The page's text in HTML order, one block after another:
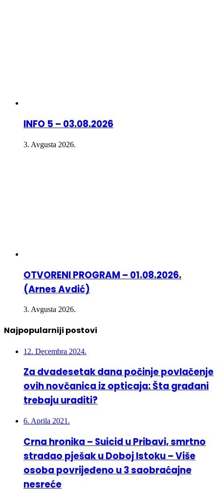
INFO 5 – 03.08.2026
3. Avgusta 2026.
OTVORENI PROGRAM – 01.08.2026.
(Arnes Avdić)
3. Avgusta 2026.
Najpopularniji postovi
12. Decembra 2024.
Za dvadesetak dana počinje povlačenje
ovih novčanica iz opticaja: Šta građani
trebaju uraditi?
6. Aprila 2021.
Crna hronika – Suicid u Pribavi, smrtno
stradao pješak u Doboj Istoku – Više
osoba povrijeđeno u 3 saobraćajne
nesreće